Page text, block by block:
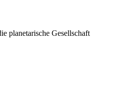
planetarische Gesellschaft